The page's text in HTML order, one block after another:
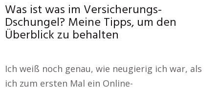
Was ist was im Versicherungs-
Dschungel? Meine Tipps, um den
Überblick zu behalten
Ich weiß noch genau, wie neugierig ich war, als
ich zum ersten Mal ein Online-